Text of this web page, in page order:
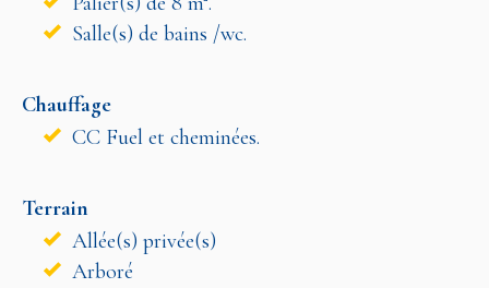
Salle(s) de bains /wc.
Chauffage
CC Fuel et cheminées.
Terrain
Allée(s) privée(s)
Arboré